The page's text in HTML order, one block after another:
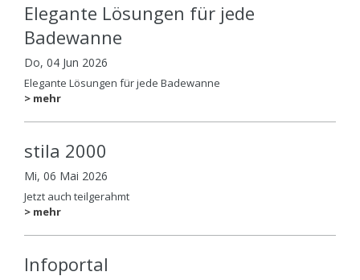
Elegante Lösungen für jede
Badewanne
Do, 04 Jun 2026
Elegante Lösungen für jede Badewanne
> mehr
stila 2000
Mi, 06 Mai 2026
Jetzt auch teilgerahmt
> mehr
Infoportal